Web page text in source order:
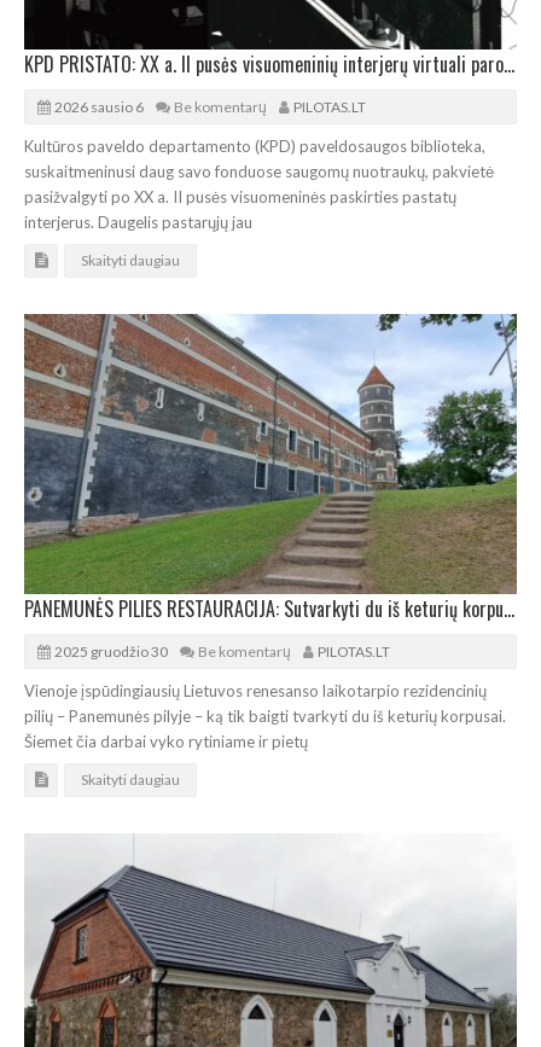
KPD PRISTATO: XX a. II pusės visuomeninių interjerų virtuali paroda
2026 sausio 6 Be komentarų PILOTAS.LT
Kultūros paveldo departamento (KPD) paveldosaugos biblioteka,
suskaitmeninusi daug savo fonduose saugomų nuotraukų, pakvietė
pasižvalgyti po XX a. II pusės visuomeninės paskirties pastatų
interjerus. Daugelis pastarųjų jau
Skaityti daugiau
PANEMUNĖS PILIES RESTAURACIJA: Sutvarkyti du iš keturių korpusai
2025 gruodžio 30 Be komentarų PILOTAS.LT
Vienoje įspūdingiausių Lietuvos renesanso laikotarpio rezidencinių
pilių – Panemunės pilyje – ką tik baigti tvarkyti du iš keturių korpusai.
Šiemet čia darbai vyko rytiniame ir pietų
Skaityti daugiau